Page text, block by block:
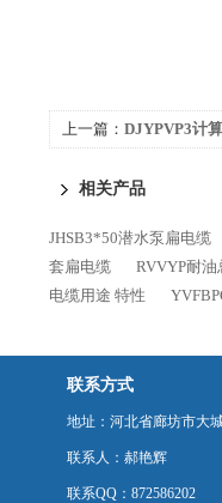
上一篇： DJYPVP3计
相关产品
JHSB3*50潜水泵扁电缆
套扁电缆
RVVYP耐
电缆用途 特性
联系方式
地址：河北省廊坊市大
联系人：郝艳辉
联系QQ：872586202